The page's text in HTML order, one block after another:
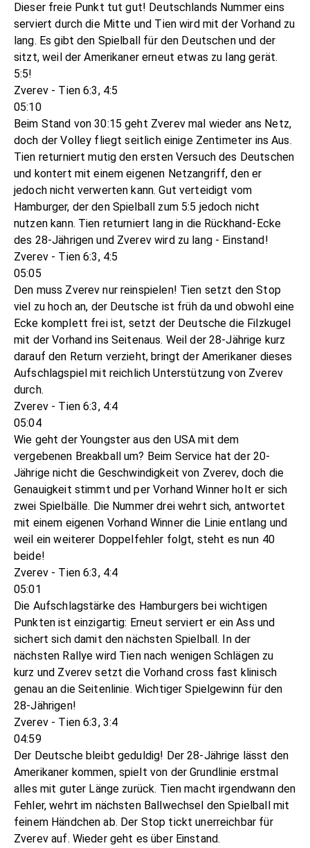
Dieser freie Punkt tut gut! Deutschlands Nummer eins
serviert durch die Mitte und Tien wird mit der Vorhand zu
lang. Es gibt den Spielball für den Deutschen und der
sitzt, weil der Amerikaner erneut etwas zu lang gerät.
5:5!
Zverev - Tien 6:3, 4:5
05:10
Beim Stand von 30:15 geht Zverev mal wieder ans Netz,
doch der Volley fliegt seitlich einige Zentimeter ins Aus.
Tien returniert mutig den ersten Versuch des Deutschen
und kontert mit einem eigenen Netzangriff, den er
jedoch nicht verwerten kann. Gut verteidigt vom
Hamburger, der den Spielball zum 5:5 jedoch nicht
nutzen kann. Tien returniert lang in die Rückhand-Ecke
des 28-Jährigen und Zverev wird zu lang - Einstand!
Zverev - Tien 6:3, 4:5
05:05
Den muss Zverev nur reinspielen! Tien setzt den Stop
viel zu hoch an, der Deutsche ist früh da und obwohl eine
Ecke komplett frei ist, setzt der Deutsche die Filzkugel
mit der Vorhand ins Seitenaus. Weil der 28-Jährige kurz
darauf den Return verzieht, bringt der Amerikaner dieses
Aufschlagspiel mit reichlich Unterstützung von Zverev
durch.
Zverev - Tien 6:3, 4:4
05:04
Wie geht der Youngster aus den USA mit dem
vergebenen Breakball um? Beim Service hat der 20-
Jährige nicht die Geschwindigkeit von Zverev, doch die
Genauigkeit stimmt und per Vorhand Winner holt er sich
zwei Spielbälle. Die Nummer drei wehrt sich, antwortet
mit einem eigenen Vorhand Winner die Linie entlang und
weil ein weiterer Doppelfehler folgt, steht es nun 40
beide!
Zverev - Tien 6:3, 4:4
05:01
Die Aufschlagstärke des Hamburgers bei wichtigen
Punkten ist einzigartig: Erneut serviert er ein Ass und
sichert sich damit den nächsten Spielball. In der
nächsten Rallye wird Tien nach wenigen Schlägen zu
kurz und Zverev setzt die Vorhand cross fast klinisch
genau an die Seitenlinie. Wichtiger Spielgewinn für den
28-Jährigen!
Zverev - Tien 6:3, 3:4
04:59
Der Deutsche bleibt geduldig! Der 28-Jährige lässt den
Amerikaner kommen, spielt von der Grundlinie erstmal
alles mit guter Länge zurück. Tien macht irgendwann den
Fehler, wehrt im nächsten Ballwechsel den Spielball mit
feinem Händchen ab. Der Stop tickt unerreichbar für
Zverev auf. Wieder geht es über Einstand.